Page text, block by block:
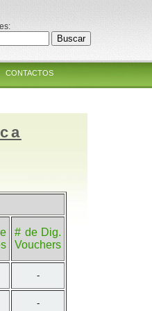
CONTACTOS
# de Dig.
Vouchers
-
-